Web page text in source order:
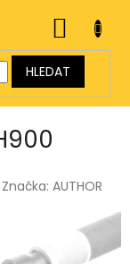
HLEDAT
KOŠÍK
Značka:AUTHOR